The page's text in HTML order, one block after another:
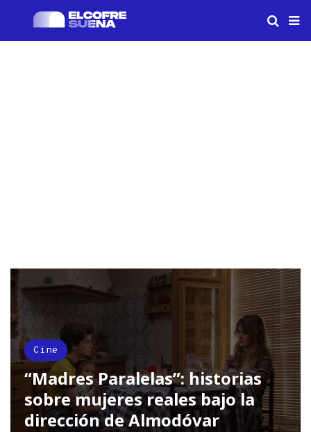
Cine
“Madres Paralelas”: historias
sobre mujeres reales bajo la
dirección de Almodóvar